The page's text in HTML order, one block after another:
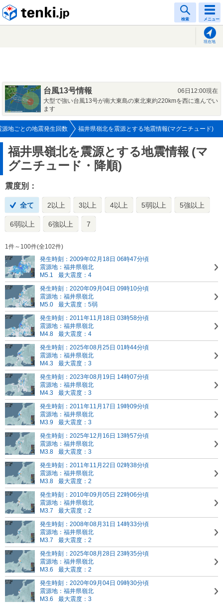
検索 メニュー
現在地
台風13号情報
06日12:00現在
大型で強い台風13号が南大東島の東北東約220kmを西に進んでい
ます
源地ごとの地震発生回数 福井県嶺北を震源とする地震情報(マグニチュード)
福井県嶺北を震源とする地震情報 (マ
グニチュード・降順)
震度別：
全て 2以上 3以上 4以上 5弱以上 5強以上
6弱以上 6強以上 7
1件～100件(全102件)
発生時刻：2009年02月18日 06時47分頃
震源地：福井県嶺北
M5.1
最大震度：4
発生時刻：2020年09月04日 09時10分頃
震源地：福井県嶺北
M5.0
最大震度：5弱
発生時刻：2011年11月18日 03時58分頃
震源地：福井県嶺北
M4.8
最大震度：4
発生時刻：2025年08月25日 01時44分頃
震源地：福井県嶺北
M4.3
最大震度：3
発生時刻：2023年08月19日 14時07分頃
震源地：福井県嶺北
M4.3
最大震度：3
発生時刻：2011年11月17日 19時09分頃
震源地：福井県嶺北
M3.9
最大震度：3
発生時刻：2025年12月16日 13時57分頃
震源地：福井県嶺北
M3.8
最大震度：3
発生時刻：2011年11月22日 02時38分頃
震源地：福井県嶺北
M3.8
最大震度：2
発生時刻：2010年09月05日 22時06分頃
震源地：福井県嶺北
M3.7
最大震度：2
発生時刻：2008年08月31日 14時33分頃
震源地：福井県嶺北
M3.7
最大震度：2
発生時刻：2025年08月28日 23時35分頃
震源地：福井県嶺北
M3.6
最大震度：2
発生時刻：2020年09月04日 09時30分頃
震源地：福井県嶺北
M3.6
最大震度：3